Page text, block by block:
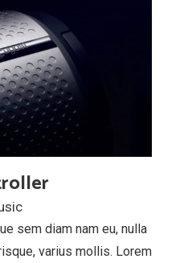
sem diam nam eu, nulla
varius mollis. Lorem